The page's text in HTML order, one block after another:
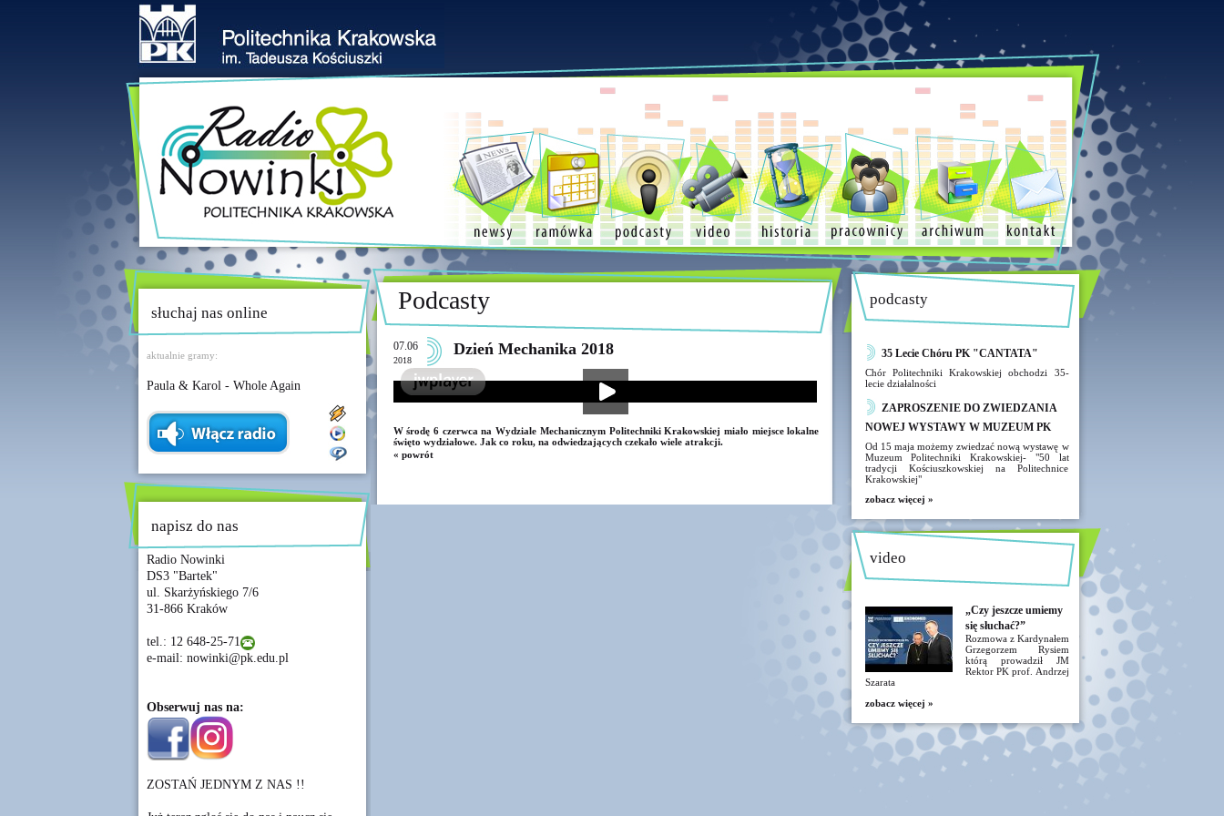
słuchaj nas online
aktualnie gramy:
Paula & Karol - Whole Again
napisz do nas
Radio Nowinki
DS3 "Bartek"
ul. Skarżyńskiego 7/6
31-866 Kraków
tel.: 12 648-25-71
e-mail: nowinki@pk.edu.pl
Obserwuj nas na:
ZOSTAŃ JEDNYM Z NAS !!
Podcasty
07.06
2018
Dzień Mechanika 2018
W środę 6 czerwca na Wydziale Mechanicznym Politechniki Krakowskiej miało miejsce lokalne
święto wydziałowe. Jak co roku, na odwiedzających czekało wiele atrakcji.
« powrót
podcasty
35 Lecie Chóru PK "CANTATA"
Chór Politechniki Krakowskiej obchodzi 35-
lecie działalności
ZAPROSZENIE DO ZWIEDZANIA
NOWEJ WYSTAWY W MUZEUM PK
Od 15 maja możemy zwiedzać nową wystawę w
Muzeum Politechniki Krakowskiej- "50 lat
tradycji Kościuszkowskiej na Politechnice
Krakowskiej"
zobacz więcej »
video
„Czy jeszcze umiemy
się słuchać?”
Rozmowa z Kardynałem
Grzegorzem Rysiem
którą prowadził JM
Rektor PK prof. Andrzej
Szarata
zobacz więcej »